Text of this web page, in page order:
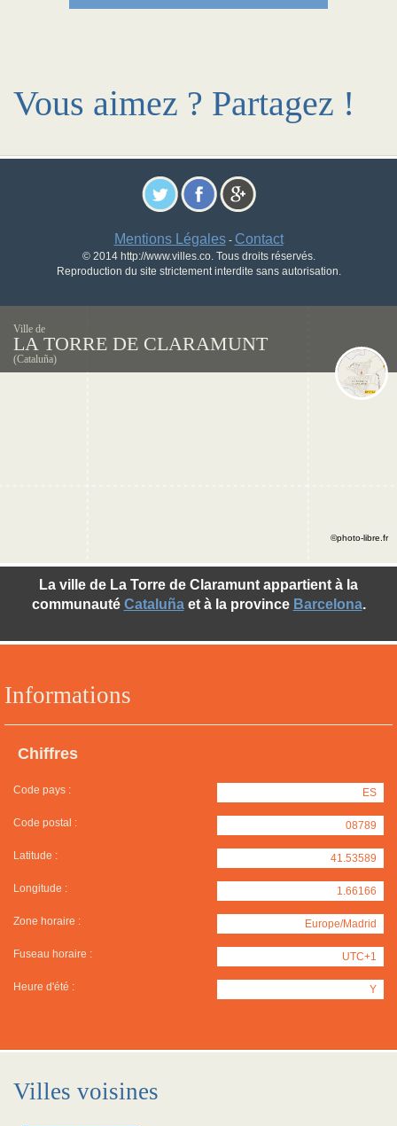
Vous aimez ? Partagez !
Mentions Légales- Contact
© 2014 http://www.villes.co. Tous droits réservés.
Reproduction du site strictement interdite sans autorisation.
Ville de
LA TORRE DE CLARAMUNT
(Cataluña)
Informations
Chiffres
Code pays : ES
Code postal : 08789
Latitude : 41.53589
Longitude : 1.66166
Zone horaire : Europe/Madrid
Fuseau horaire : UTC+1
Heure d'été : Y
La ville de La Torre de Claramunt appartient à la
communauté Cataluñaet à la province Barcelona.
©photo-libre.fr
Villes voisines